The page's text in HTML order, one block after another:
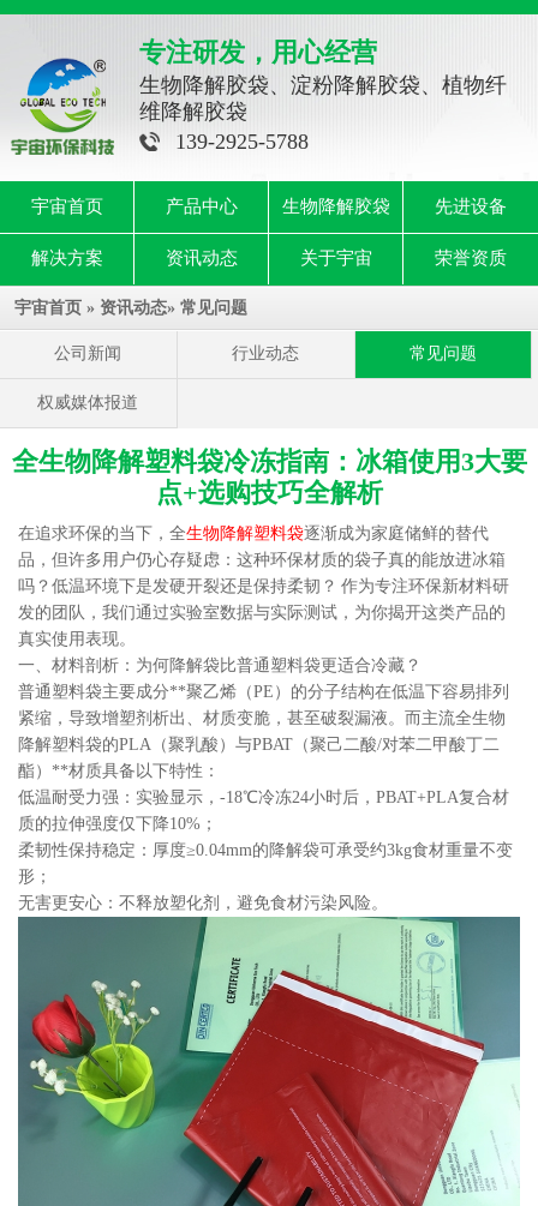
专注研发，用心经营
生物降解胶袋、淀粉降解胶袋、植物纤
维降解胶袋
139-2925-5788
宇宙首页 产品中心 生物降解胶袋 先进设备
解决方案 资讯动态 关于宇宙 荣誉资质
宇宙首页 » 资讯动态» 常见问题
公司新闻 行业动态 常见问题
权威媒体报道
全生物降解塑料袋冷冻指南：冰箱使用3大要
点+选购技巧全解析
在追求环保的当下，全生物降解塑料袋逐渐成为家庭储鲜的替代
品，但许多用户仍心存疑虑：这种环保材质的袋子真的能放进冰箱
吗？低温环境下是发硬开裂还是保持柔韧？ 作为专注环保新材料研
发的团队，我们通过实验室数据与实际测试，为你揭开这类产品的
真实使用表现。
一、材料剖析：为何降解袋比普通塑料袋更适合冷藏？
普通塑料袋主要成分**聚乙烯（PE）的分子结构在低温下容易排列
紧缩，导致增塑剂析出、材质变脆，甚至破裂漏液。而主流全生物
降解塑料袋的PLA（聚乳酸）与PBAT（聚己二酸/对苯二甲酸丁二
酯）**材质具备以下特性：
低温耐受力强：实验显示，-18℃冷冻24小时后，PBAT+PLA复合材
质的拉伸强度仅下降10%；
柔韧性保持稳定：厚度≥0.04mm的降解袋可承受约3kg食材重量不变
形；
无害更安心：不释放塑化剂，避免食材污染风险。